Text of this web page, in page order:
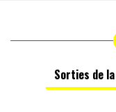
Sorties de